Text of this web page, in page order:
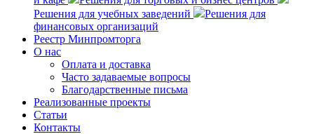
Решения для учебных заведений
Решения для
финансовых организаций
Реестр Минпромторга
О нас
Оплата и доставка
Часто задаваемые вопросы
Благодарственные письма
Реализованные проекты
Статьи
Контакты